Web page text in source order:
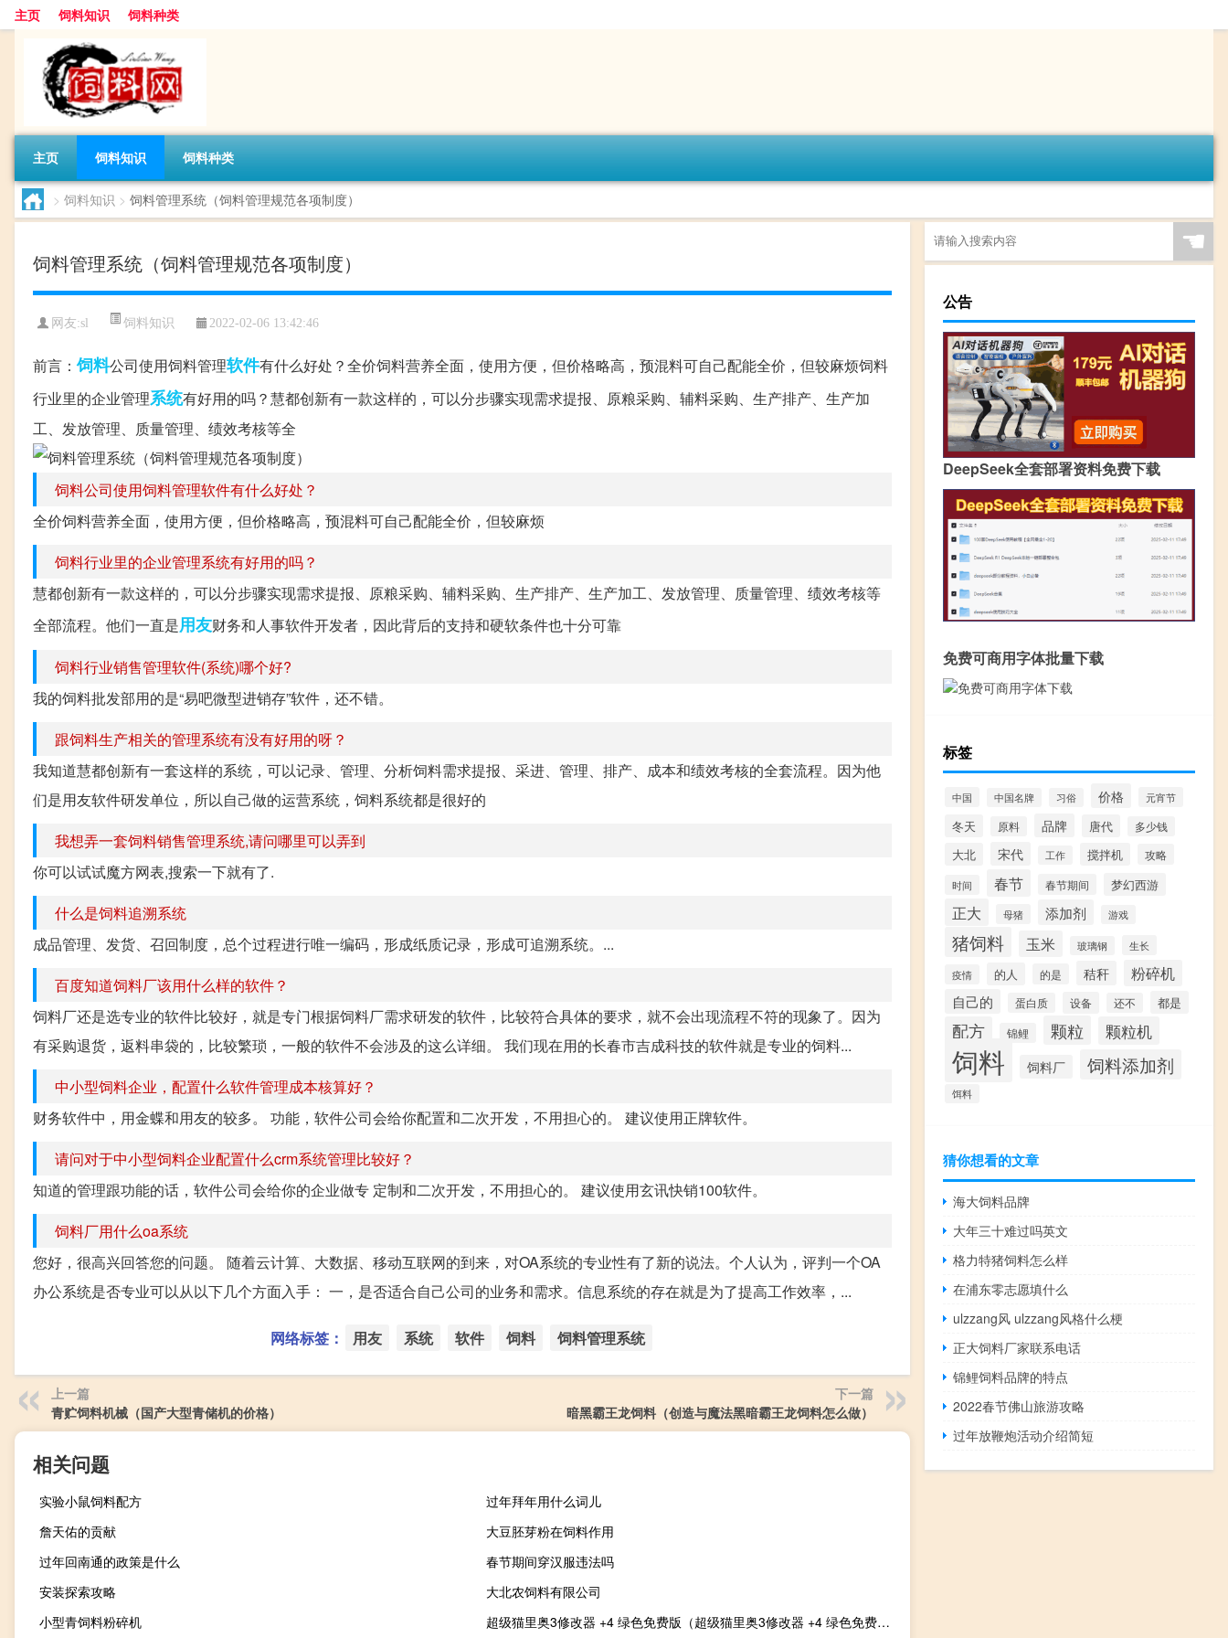
主页 饲料知识 饲料种类
主页 饲料知识 饲料种类
> 饲料知识 > 饲料管理系统（饲料管理规范各项制度）
饲料管理系统（饲料管理规范各项制度）
网友:sl 饲料知识 2022-02-06 13:42:46
前言：饲料公司使用饲料管理软件有什么好处？全价饲料营养全面，使用方便，但价格略高，预混料可自己配能全价，但较麻烦饲料
行业里的企业管理系统有好用的吗？慧都创新有一款这样的，可以分步骤实现需求提报、原粮采购、辅料采购、生产排产、生产加
工、发放管理、质量管理、绩效考核等全
饲料公司使用饲料管理软件有什么好处？
全价饲料营养全面，使用方便，但价格略高，预混料可自己配能全价，但较麻烦
饲料行业里的企业管理系统有好用的吗？
慧都创新有一款这样的，可以分步骤实现需求提报、原粮采购、辅料采购、生产排产、生产加工、发放管理、质量管理、绩效考核等
全部流程。他们一直是用友财务和人事软件开发者，因此背后的支持和硬软条件也十分可靠
饲料行业销售管理软件(系统)哪个好?
我的饲料批发部用的是“易吧微型进销存”软件，还不错。
跟饲料生产相关的管理系统有没有好用的呀？
我知道慧都创新有一套这样的系统，可以记录、管理、分析饲料需求提报、采进、管理、排产、成本和绩效考核的全套流程。因为他
们是用友软件研发单位，所以自己做的运营系统，饲料系统都是很好的
我想弄一套饲料销售管理系统,请问哪里可以弄到
你可以试试魔方网表,搜索一下就有了.
什么是饲料追溯系统
成品管理、发货、召回制度，总个过程进行唯一编码，形成纸质记录，形成可追溯系统。...
百度知道饲料厂该用什么样的软件？
饲料厂还是选专业的软件比较好，就是专门根据饲料厂需求研发的软件，比较符合具体的要求，就不会出现流程不符的现象了。因为
有采购退货，返料串袋的，比较繁琐，一般的软件不会涉及的这么详细。 我们现在用的长春市吉成科技的软件就是专业的饲料...
中小型饲料企业，配置什么软件管理成本核算好？
财务软件中，用金蝶和用友的较多。 功能，软件公司会给你配置和二次开发，不用担心的。 建议使用正牌软件。
请问对于中小型饲料企业配置什么crm系统管理比较好？
知道的管理跟功能的话，软件公司会给你的企业做专 定制和二次开发，不用担心的。 建议使用玄讯快销100软件。
饲料厂用什么oa系统
您好，很高兴回答您的问题。 随着云计算、大数据、移动互联网的到来，对OA系统的专业性有了新的说法。个人认为，评判一个OA
办公系统是否专业可以从以下几个方面入手： 一，是否适合自己公司的业务和需求。信息系统的存在就是为了提高工作效率，...
网络标签： 用友 系统 软件 饲料 饲料管理系统
上一篇
青贮饲料机械（国产大型青储机的价格）
下一篇
暗黑霸王龙饲料（创造与魔法黑暗霸王龙饲料怎么做）
相关问题
实验小鼠饲料配方
过年拜年用什么词儿
詹天佑的贡献
大豆胚芽粉在饲料作用
过年回南通的政策是什么
春节期间穿汉服违法吗
安装探索攻略
大北农饲料有限公司
小型青饲料粉碎机
超级猫里奥3修改器 +4 绿色免费版（超级猫里奥3修改器 +4 绿色免费版功能简介）
☚
公告
DeepSeek全套部署资料免费下载
免费可商用字体批量下载
标签
中国 中国名牌 习俗 价格 元宵节
冬天 原料 品牌 唐代 多少钱
大北 宋代 工作 搅拌机 攻略
时间 春节 春节期间 梦幻西游
正大 母猪 添加剂 游戏
猪饲料 玉米 玻璃钢
生长
疫情
的人 的是 秸秆 粉碎机
自己的 蛋白质 设备 还不 都是
配方 锦鲤 颗粒 颗粒机
饲料 饲料厂 饲料添加剂
饵料
猜你想看的文章
海大饲料品牌
大年三十难过吗英文
格力特猪饲料怎么样
在浦东零志愿填什么
ulzzang风 ulzzang风格什么梗
正大饲料厂家联系电话
锦鲤饲料品牌的特点
2022春节佛山旅游攻略
过年放鞭炮活动介绍简短